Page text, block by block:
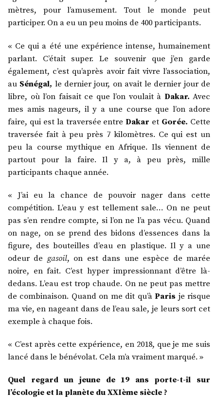
mètres, pour l’amusement. Tout le monde peut
participer. On a eu un peu moins de 400 participants.
« Ce qui a été une expérience intense, humainement
parlant. C’était super. Le souvenir que j’en garde
également, c’est qu’après avoir fait vivre l’association,
au Sénégal, le dernier jour, on avait le dernier jour de
libre, où l’on faisait ce que l’on voulait à Dakar. Avec
mes amis nageurs, il y a une course que l’on adore
faire, qui est la traversée entreDakar et Gorée. Cette
traversée fait à peu près 7 kilomètres. Ce qui est un
peu la course mythique en Afrique. Ils viennent de
partout pour la faire. Il y a, à peu près, mille
participants chaque année.
« J’ai eu la chance de pouvoir nager dans cette
compétition. L’eau y est tellement sale… On ne peut
pas s’en rendre compte, si l’on ne l’a pas vécu. Quand
on nage, on se prend des bidons d’essences dans la
figure, des bouteilles d’eau en plastique. Il y a une
odeur de gasoil, on est dans une espèce de marée
noire, en fait. C’est hyper impressionnant d’être là-
dedans. L’eau est trop chaude. On ne peut pas mettre
de combinaison. Quand on me dit qu’àParis je risque
ma vie, en nageant dans de l’eau sale, je leurs sort cet
exemple à chaque fois.
« C’est après cette expérience, en 2018, que je me suis
lancé dans le bénévolat. Cela m’a vraiment marqué. »
Quel regard un jeune de 19 ans porte-t-il sur
l’écologie et la planète du XXIème siècle ?